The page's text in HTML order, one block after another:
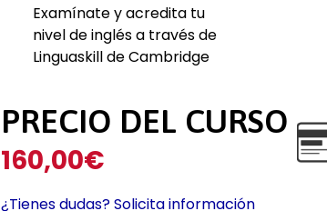
Examínate y acredita tu
nivel de inglés a través de
Linguaskill de Cambridge
PRECIO DEL CURSO
160,00€
¿Tienes dudas? Solicita información